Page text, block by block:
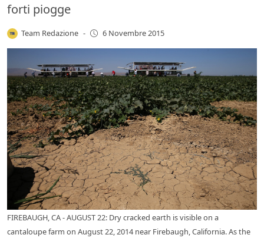
forti piogge
Team Redazione - 6 Novembre 2015
FIREBAUGH, CA - AUGUST 22: Dry cracked earth is visible on a
cantaloupe farm on August 22, 2014 near Firebaugh, California. As the